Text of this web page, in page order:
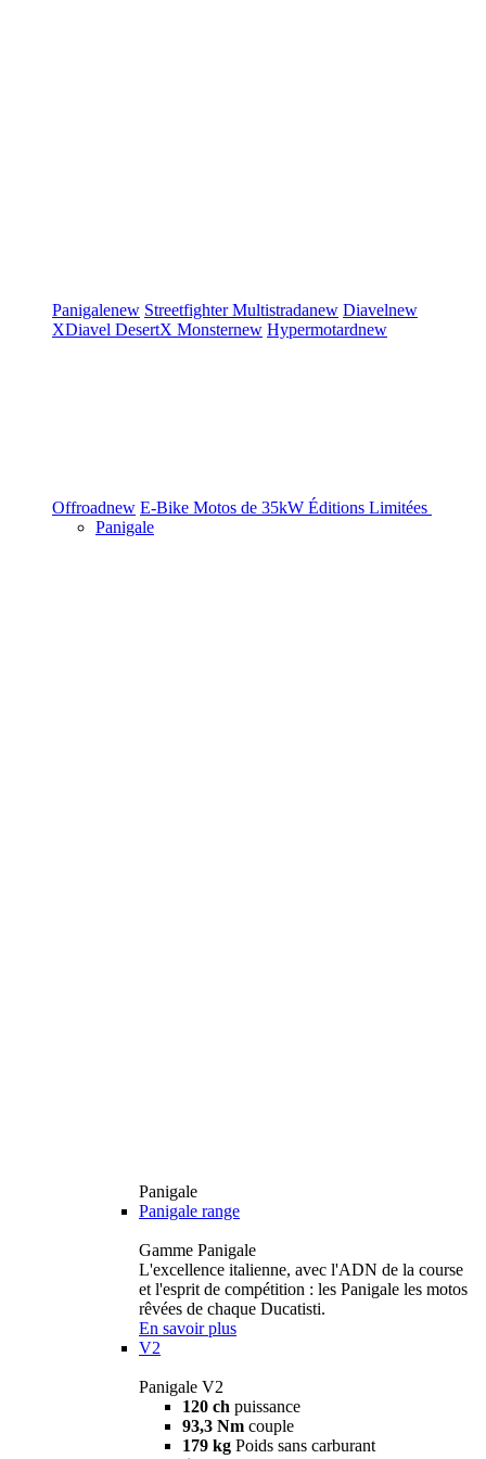
Panigalenew StreetfighterMultistradanew Diavelnew
XDiavel DesertX Monsternew Hypermotardnew
Offroadnew E-Bike Motos de 35kW Éditions Limitées
Panigale
Panigale
Panigale range
Gamme Panigale
L'excellence italienne, avec l'ADN de la course
et l'esprit de compétition : les Panigale les motos
rêvées de chaque Ducatisti.
En savoir plus
V2
Panigale V2
120 ch puissance
93,3 Nm couple
179 kg Poids sans carburant